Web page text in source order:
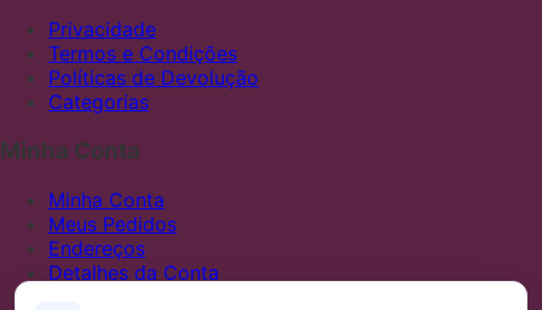
Privacidade
Termos e Condições
Políticas de Devolução
Categorias
Minha Conta
Minha Conta
Meus Pedidos
Endereços
Detalhes da Conta